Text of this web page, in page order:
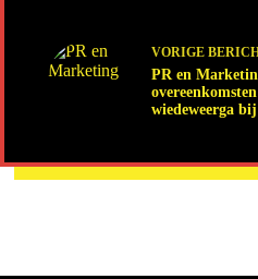
VORIGE
PR en
wiedeweerga